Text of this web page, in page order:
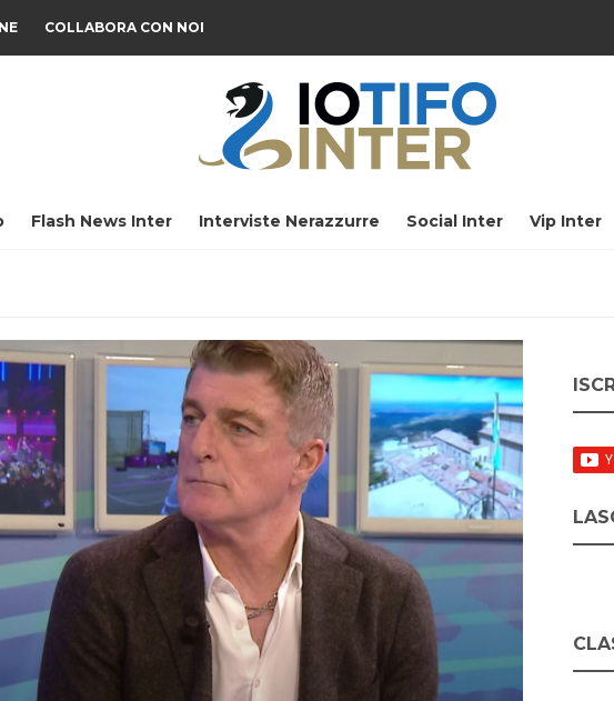
COLLABORA CON NOI
Flash News Inter Interviste Nerazzurre Social Inter Vip Inter